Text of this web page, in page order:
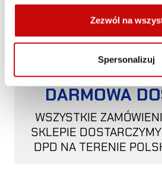
Zezwól na
Spersonalizuj
spalania. Zestaw zawiera wszystkie
DARMOWA
WSZYSTKIE
SKLEPIE
DPD NA TERENIE